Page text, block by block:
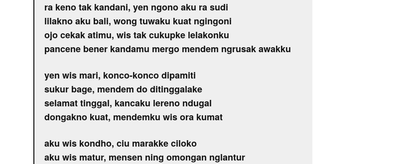
ra keno tak kandani, yen ngono aku ra sudi
lilakno aku bali, wong tuwaku kuat ngingoni
ojo cekak atimu, wis tak cukupke lelakonku
pancene bener kandamu mergo mendem ngrusak awakku
yen wis mari, konco-konco dipamiti
sukur bage, mendem do ditinggalake
selamat tinggal, kancaku lereno ndugal
dongakno kuat, mendemku wis ora kumat
aku wis kondho, ciu marakke ciloko
aku wis matur, mensen ning omongan nglantur